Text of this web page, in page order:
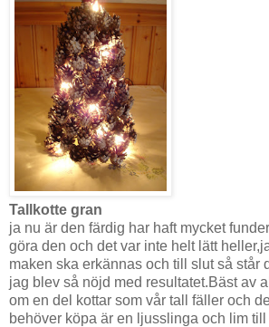
Tallkotte gran
ja nu är den färdig har haft mycket
göra den och det var inte helt lätt
maken ska erkännas och till slut så står
jag blev så nöjd med resultatet.Bäst av
om en del kottar som vår tall fäller och
behöver köpa är en ljusslinga och lim